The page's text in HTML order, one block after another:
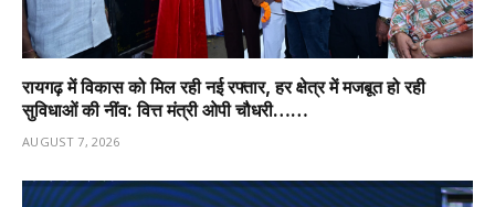
रायगढ़ में विकास को मिल रही नई रफ्तार, हर क्षेत्र में मजबूत हो रही
सुविधाओं की नींव: वित्त मंत्री ओपी चौधरी……
AUGUST 7, 2026